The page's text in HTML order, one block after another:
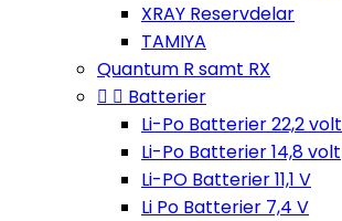
XRAY Reservdelar
TAMIYA
Quantum R samt RX
  Batterier
Li-Po Batterier 22,2 volt
Li-Po Batterier 14,8 volt
Li-PO Batterier 11,1 V
Li Po Batterier 7,4 V